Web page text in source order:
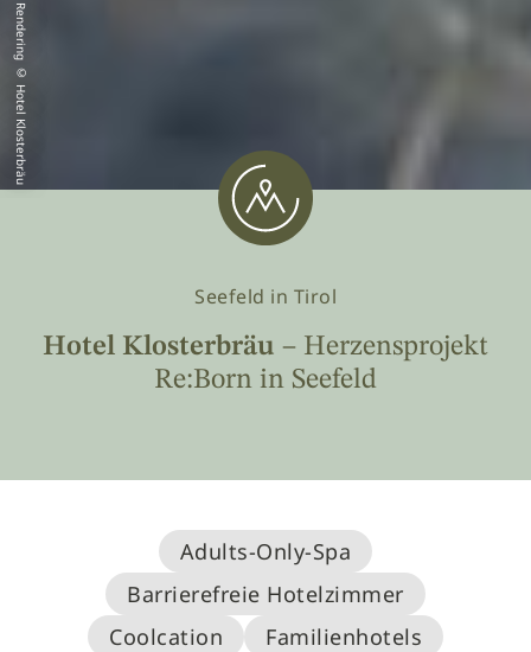
Rendering © Hotel Klosterbräu
Seefeld in Tirol
Hotel Klosterbräu – Herzensprojekt
Re:Born in Seefeld
Adults-Only-Spa
Barrierefreie Hotelzimmer
Coolcation
Familienhotels